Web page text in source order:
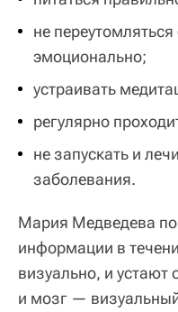
не
эмоционально;
устраивать
регулярно
не запускать и
заболевания.
Мария Медведева
информации в
визуально, и устают
и мозг —